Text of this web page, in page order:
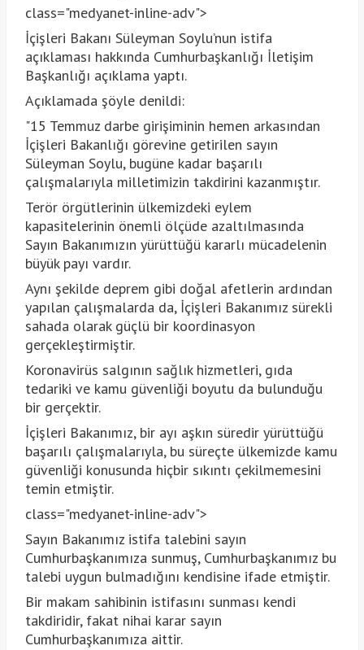
class="medyanet-inline-adv">
İçişleri Bakanı Süleyman Soylu’nun istifa
açıklaması hakkında Cumhurbaşkanlığı İletişim
Başkanlığı açıklama yaptı.
Açıklamada şöyle denildi:
"15 Temmuz darbe girişiminin hemen arkasından
İçişleri Bakanlığı görevine getirilen sayın
Süleyman Soylu, bugüne kadar başarılı
çalışmalarıyla milletimizin takdirini kazanmıştır.
Terör örgütlerinin ülkemizdeki eylem
kapasitelerinin önemli ölçüde azaltılmasında
Sayın Bakanımızın yürüttüğü kararlı mücadelenin
büyük payı vardır.
Aynı şekilde deprem gibi doğal afetlerin ardından
yapılan çalışmalarda da, İçişleri Bakanımız sürekli
sahada olarak güçlü bir koordinasyon
gerçekleştirmiştir.
Koronavirüs salgının sağlık hizmetleri, gıda
tedariki ve kamu güvenliği boyutu da bulunduğu
bir gerçektir.
İçişleri Bakanımız, bir ayı aşkın süredir yürüttüğü
başarılı çalışmalarıyla, bu süreçte ülkemizde kamu
güvenliği konusunda hiçbir sıkıntı çekilmemesini
temin etmiştir.
class="medyanet-inline-adv">
Sayın Bakanımız istifa talebini sayın
Cumhurbaşkanımıza sunmuş, Cumhurbaşkanımız bu
talebi uygun bulmadığını kendisine ifade etmiştir.
Bir makam sahibinin istifasını sunması kendi
takdiridir, fakat nihai karar sayın
Cumhurbaşkanımıza aittir.